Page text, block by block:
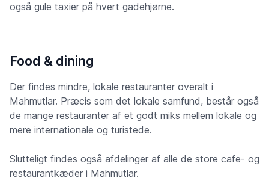
også gule taxier på hvert gadehjørne.
Food & dining
Der findes mindre, lokale restauranter overalt i
Mahmutlar. Præcis som det lokale samfund, består også
de mange restauranter af et godt miks mellem lokale og
mere internationale og turistede.
Slutteligt findes også afdelinger af alle de store cafe- og
restaurantkæder i Mahmutlar.